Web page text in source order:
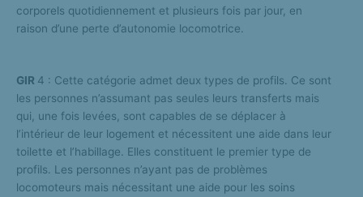
corporels quotidiennement et plusieurs fois par jour, en
raison d’une perte d’autonomie locomotrice.
GIR 4 : Cette catégorie admet deux types de profils. Ce sont
les personnes n’assumant pas seules leurs transferts mais
qui, une fois levées, sont capables de se déplacer à
l’intérieur de leur logement et nécessitent une aide dans leur
toilette et l’habillage. Elles constituent le premier type de
profils. Les personnes n’ayant pas de problèmes
locomoteurs mais nécessitant une aide pour les soins